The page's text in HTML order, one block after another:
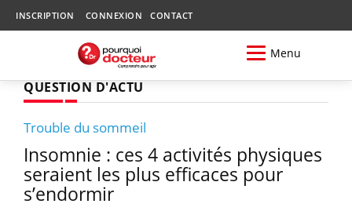
INSCRIPTION CONNEXION CONTACT
Menu
QUESTION D'ACTU
Trouble du sommeil
Insomnie : ces 4 activités physiques
seraient les plus efficaces pour
s’endormir